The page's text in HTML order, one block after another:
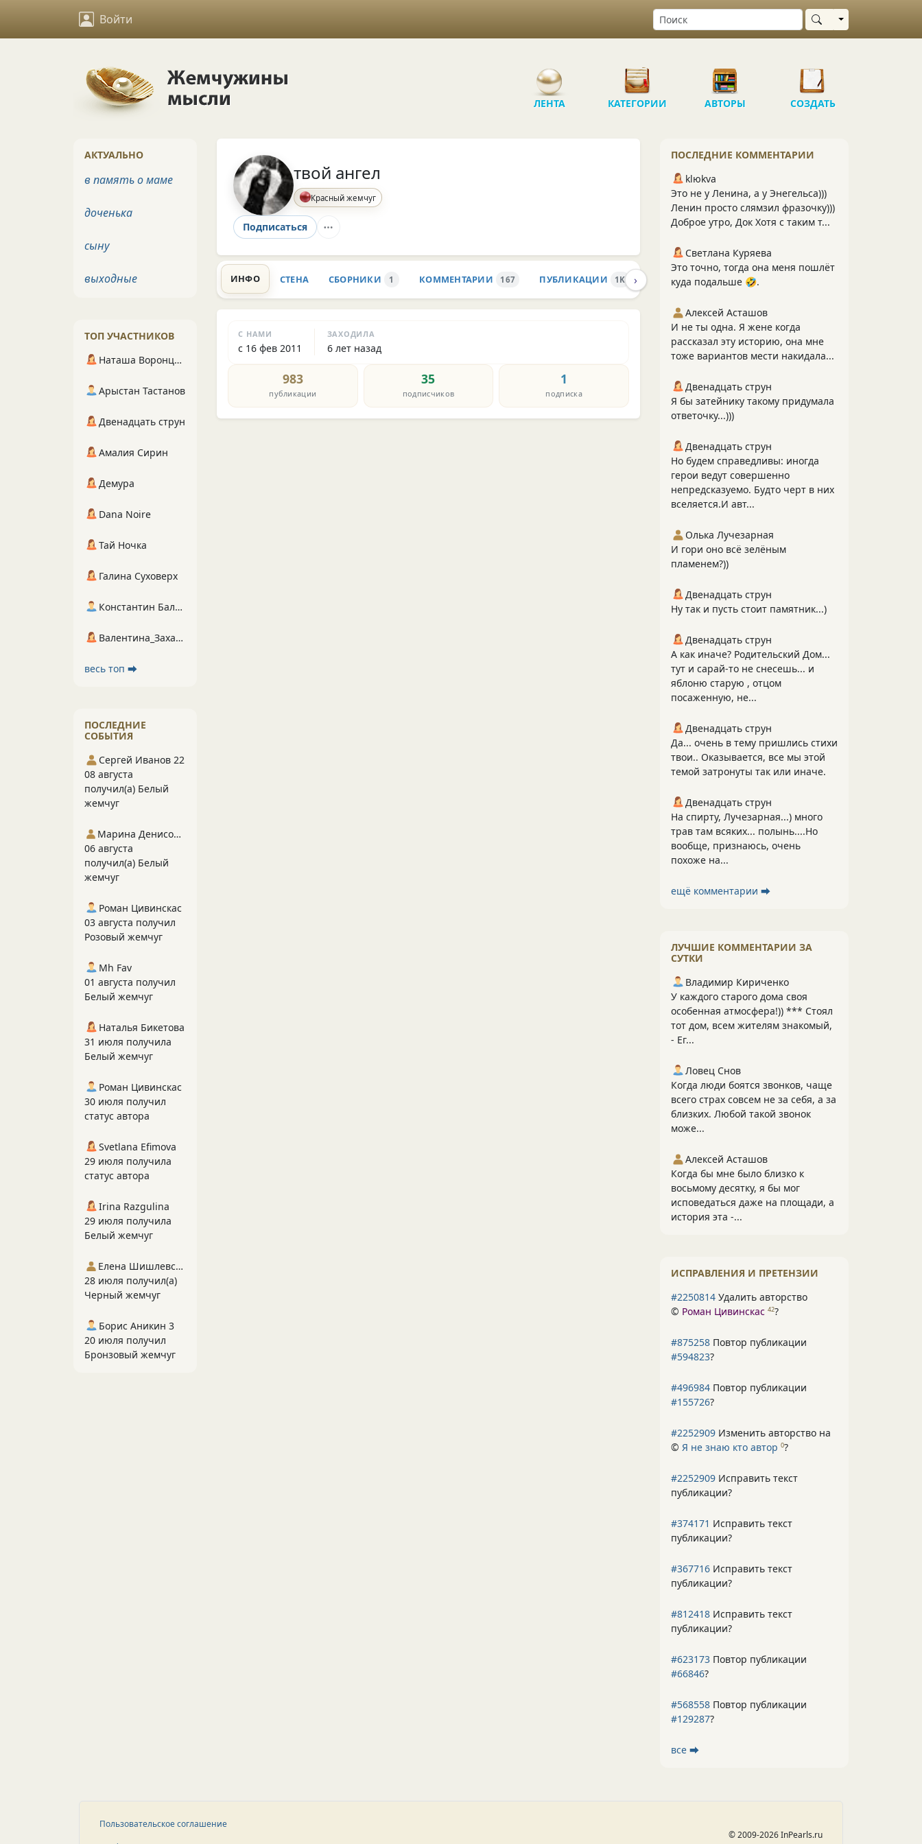
Войти Выбрать область
ЛЕНТА КАТЕГОРИИ АВТОРЫ СОЗДАТЬ
твой ангел
Красный жемчуг
Подписаться
ИНФО СТЕНА СБОРНИКИ 1 КОММЕНТАРИИ 167 ПУБЛИКАЦИИ 1K ПОДПИСЧИКИ 35
›
С НАМИ
с 16 фев 2011
ЗАХОДИЛА
6 лет назад
983
публикации
35
подписчиков
1
подписка
ПОСЛЕДНИЕ КОММЕНТАРИИ
klюkva
Это не у Ленина, а у Энегельса)))
Ленин просто слямзил фразочку)))
Доброе утро, Док Хотя с таким т...
Светлана Куряева
Это точно, тогда она меня пошлёт
куда подальше 🤣.
Алексей Асташов
И не ты одна. Я жене когда
рассказал эту историю, она мне
тоже вариантов мести накидала...
Двенадцать струн
Я бы затейнику такому придумала
ответочку...)))
Двенадцать струн
Но будем справедливы: иногда
герои ведут совершенно
непредсказуемо. Будто черт в них
вселяется.И авт...
Олька Лучезарная
И гори оно всё зелёным
пламенем?))
Двенадцать струн
Ну так и пусть стоит памятник...)
Двенадцать струн
А как иначе? Родительский Дом...
тут и сарай-то не снесешь... и
яблоню старую , отцом
посаженную, не...
Двенадцать струн
Да... очень в тему пришлись стихи
твои.. Оказывается, все мы этой
темой затронуты так или иначе.
Двенадцать струн
На спирту, Лучезарная...) много
трав там всяких... полынь....Но
вообще, признаюсь, очень
похоже на...
ещё комментарии ⮕
ЛУЧШИЕ КОММЕНТАРИИ ЗА
СУТКИ
Владимир Кириченко
У каждого старого дома своя
особенная атмосфера!)) *** Стоял
тот дом, всем жителям знакомый,
- Ег...
Ловец Снов
Когда люди боятся звонков, чаще
всего страх совсем не за себя, а за
близких. Любой такой звонок
може...
Алексей Асташов
Когда бы мне было близко к
восьмому десятку, я бы мог
исповедаться даже на площади, а
история эта -...
ИСПРАВЛЕНИЯ И ПРЕТЕНЗИИ
#2250814 Удалить авторство
© Роман Цивинскас 42?
#875258 Повтор публикации
#594823?
#496984 Повтор публикации
#155726?
#2252909 Изменить авторство на
© Я не знаю кто автор 0?
#2252909 Исправить текст
публикации?
#374171 Исправить текст
публикации?
#367716 Исправить текст
публикации?
#812418 Исправить текст
публикации?
#623173 Повтор публикации
#66846?
#568558 Повтор публикации
#129287?
все ⮕
АКТУАЛЬНО
в память о маме
доченька
сыну
выходные
ТОП УЧАСТНИКОВ
Наташа Воронцова
Арыстан Тастанов
Двенадцать струн
Амалия Сирин
Демура
Dana Noire
Тай Ночка
Галина Суховерх
Константин Балухта
Валентина_Захарова
весь топ ⮕
ПОСЛЕДНИЕ
СОБЫТИЯ
Сергей Иванов 22
08 августа
получил(а) Белый
жемчуг
Марина Денисова 5
06 августа
получил(а) Белый
жемчуг
Роман Цивинскас
03 августа получил
Розовый жемчуг
Mh Fav
01 августа получил
Белый жемчуг
Наталья Бикетова
31 июля получила
Белый жемчуг
Роман Цивинскас
30 июля получил
статус автора
Svetlana Efimova
29 июля получила
статус автора
Irina Razgulina
29 июля получила
Белый жемчуг
Елена Шишлевская
28 июля получил(а)
Черный жемчуг
Борис Аникин 3
20 июля получил
Бронзовый жемчуг
Пользовательское соглашение
© 2009-2026 InPearls.ru